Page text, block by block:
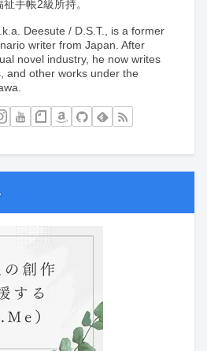
手帳2級所持。
Deesute / D.S.T., is a former
writer from Japan. After
novel industry, he now writes
and other works under the